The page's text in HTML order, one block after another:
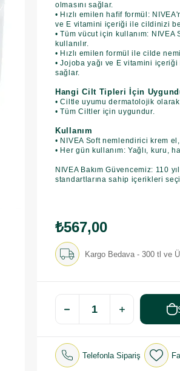
olmasını sağlar.
• Hızlı emilen hafif formül:
ve E vitamini içeriği ile cildinizi
• Tüm vücut için kullanım:
kullanılır.
• Hızlı emilen formül ile cilde
• Jojoba yağı ve E vitamini
sağlar.
Hangi Cilt Tipleri İçin
• Ciltle uyumu dermatolojik olarak
• Tüm Ciltler için uygundur.
Kullanım
• NIVEA Soft nemlendirici krem
• Her gün kullanım: Yağlı, kuru,
NIVEA Bakım Güvencemiz: 110
standartlarına sahip içerikleri
₺567,00
Kargo Bedava - 300 tl ve
Telefonla Sipariş